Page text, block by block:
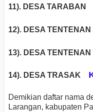
11). DESA TARABAN
12). DESA
13). DESA
14). DESA TRASAK
Demikian daftar nama
Larangan, kabupaten